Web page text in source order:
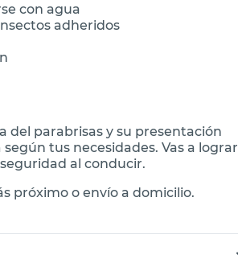
con agua
adheridos
del parabrisas y su presentación
tus necesidades. Vas a lograr
al conducir.
próximo o envío a domicilio.